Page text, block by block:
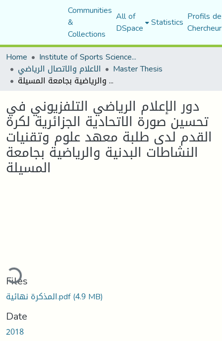
Communities
&
Collections
All of
DSpace Statistics Profils
Home
Institute of Sports Sciences and Techniques
الاعلام والاتصال الرياضي Master Thesis
دور الإعلام الرياضي التلفزيوني في تحسين صورة الاتحادية الجزائرية لكرة القدم لدى طلبة معهد علوم وتقنيات النشاطات البدنية والرياضية بجامعة المسيلة
دور الإعلام الرياضي التلفزيوني في
تحسين صورة الاتحادية الجزائرية لكرة
القدم لدى طلبة معهد علوم وتقنيات
النشاطات البدنية والرياضية بجامعة
المسيلة
Loading...
Files
المذكرة نهائية.pdf(4.9 MB)
Date
2018